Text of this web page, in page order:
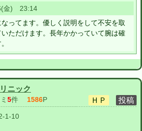
金) 23:14
ってます。優しく説明をして不安を取
ただけます。長年かかっていて腕は確
ニック
5件 1586P
1-10